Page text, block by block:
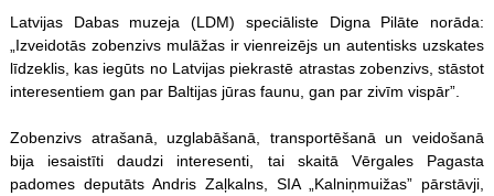
Latvijas Dabas muzeja (LDM) speciāliste Digna Pilāte norāda:
„Izveidotās zobenzivs mulāžas ir vienreizējs un autentisks uzskates
līdzeklis, kas iegūts no Latvijas piekrastē atrastas zobenzivs, stāstot
interesentiem gan par Baltijas jūras faunu, gan par zivīm vispār”.
Zobenzivs atrašanā, uzglabāšanā, transportēšanā un veidošanā
bija iesaistīti daudzi interesenti, tai skaitā Vērgales Pagasta
padomes deputāts Andris Zaļkalns, SIA „Kalniņmuižas” pārstāvji,